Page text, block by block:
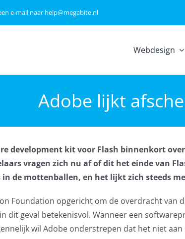
e-mail naar help@megabite.nl
Webdesign
Adobe lijkt
development kit voor Flash binnenkort
vragen zich nu af of dit het einde van
de mottenballen, en het lijkt zich steeds
Foundation opgericht om de overdracht van
dit geval betekenisvol. Wanneer een
wil Adobe onderstrepen dat het niet